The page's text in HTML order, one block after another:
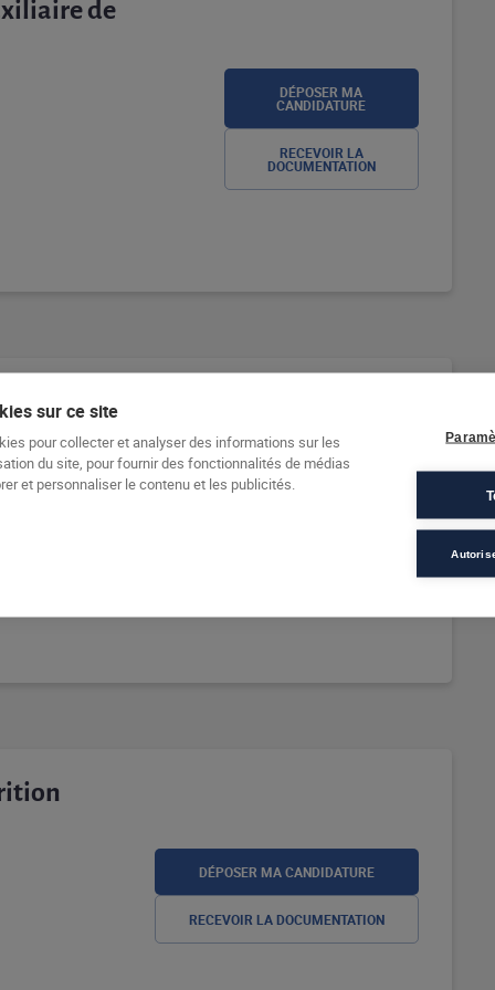
de
DÉPOSER MA
CANDIDATURE
RECEVOIR LA
DOCUMENTATION
en
DÉPOSER MA
DÉPOSER MA CANDIDATURE
RECEVOIR LA DOCUMENTATION
sur ce site
pour collecter et analyser des informations sur les
du site, pour fournir des fonctionnalités de médias
et personnaliser le contenu et les publicités.